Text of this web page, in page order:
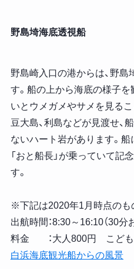
野島埼海底透視船
野島崎入口の港からは、野
す。船の上から海底の様子を
いとウメガメやサメを見る
豆大島、利島などが見渡せ、
ないハート岩があります。
「おと船長」が乗っていて記
す。
※下記は2020年1月時点のも
出航時間：8:30～16:10（30分
料金 ：大人800円 こども
白浜海底観光船からの風景